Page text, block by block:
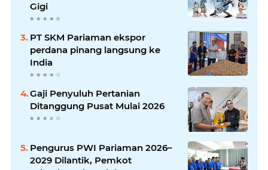
Gigi
PT SKM Pariaman ekspor
perdana pinang langsung ke
India
Gaji Penyuluh Pertanian
Ditanggung Pusat Mulai 2026
Pengurus PWI Pariaman 2026–
2029 Dilantik, Pemkot